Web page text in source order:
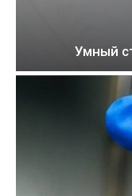
Умный